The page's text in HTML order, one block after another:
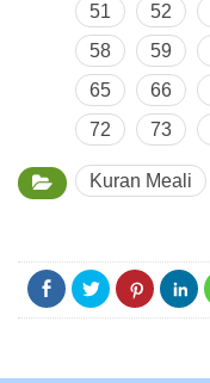
51
52
58
59
65
66
72
73
Kuran Meali